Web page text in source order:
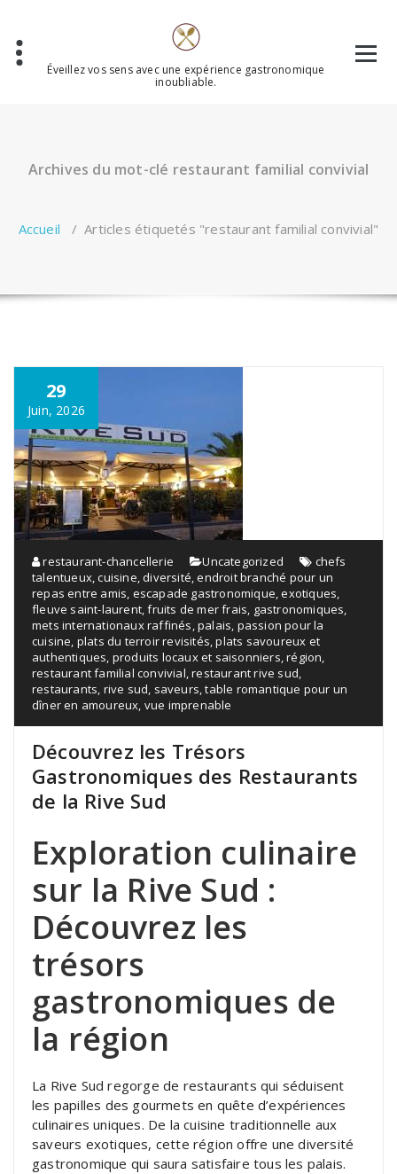
contenu
Éveillez vos sens avec une expérience gastronomique
inoubliable.
Archives du mot-clé restaurant familial convivial
Accueil /Articles étiquetés "restaurant familial convivial"
29
Juin, 2026
restaurant-chancellerie Uncategorized
chefs
talentueux,cuisine,diversité,endroit branché pour un
repas entre amis, escapade gastronomique,exotiques,
fleuve saint-laurent,fruits de mer frais, gastronomiques,
mets internationaux raffinés,palais, passion pour la
cuisine, plats du terroir revisités,plats savoureux et
authentiques, produits locaux et saisonniers,région,
restaurant familial convivial,restaurant rive sud,
restaurants, rive sud, saveurs,table romantique pour un
dîner en amoureux, vue imprenable
Découvrez les Trésors
Gastronomiques des Restaurants
de la Rive Sud
Exploration culinaire
sur la Rive Sud :
Découvrez les
trésors
gastronomiques de
la région
La Rive Sud regorge de restaurants qui séduisent
les papilles des gourmets en quête d’expériences
culinaires uniques. De la cuisine traditionnelle aux
saveurs exotiques, cette région offre une diversité
gastronomique qui saura satisfaire tous les palais.